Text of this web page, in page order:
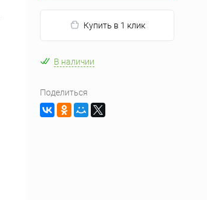
Купить в 1 клик
В наличии
Поделиться